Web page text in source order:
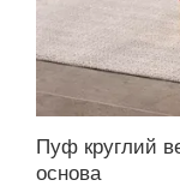
Пуф круглий
основа